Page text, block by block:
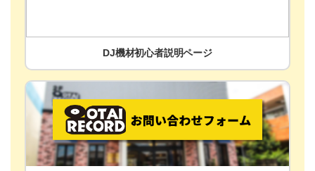
DJ機材初心者説明ページ